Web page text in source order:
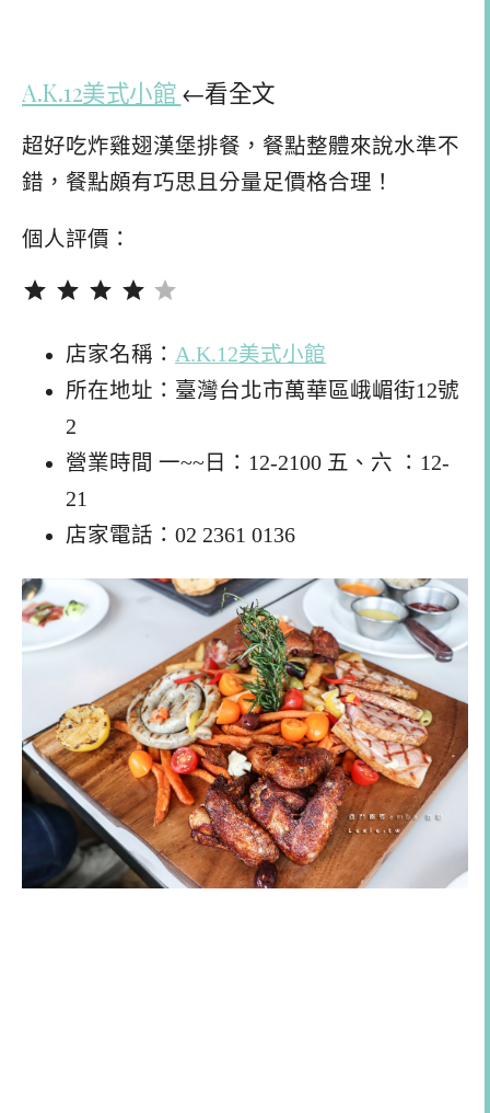
A.K.12美式小館 ←看全文
超好吃炸雞翅漢堡排餐，餐點整體來說水準不
錯，餐點頗有巧思且分量足價格合理！
個人評價：
店家名稱： A.K.12美式小館
所在地址：臺灣台北市萬華區峨嵋街12號
2
營業時間 一~~日：12-2100 五、六 ：12-
21
店家電話：02 2361 0136